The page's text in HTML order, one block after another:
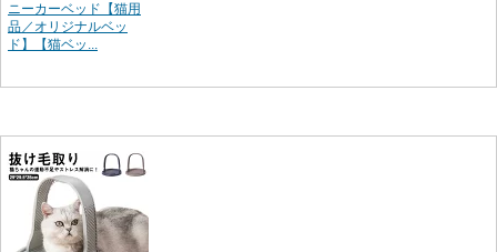
ニーカーベッド【猫用
品／オリジナルベッ
ド】【猫ベッ...